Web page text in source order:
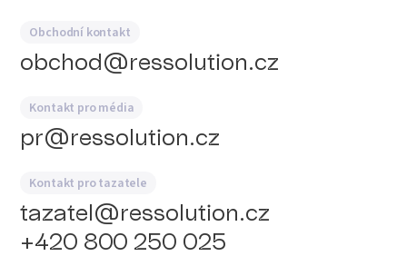
Obchodní kontakt
obchod@ressolution.cz
Kontakt pro média
pr@ressolution.cz
Kontakt pro tazatele
tazatel@ressolution.cz
+420 800 250 025